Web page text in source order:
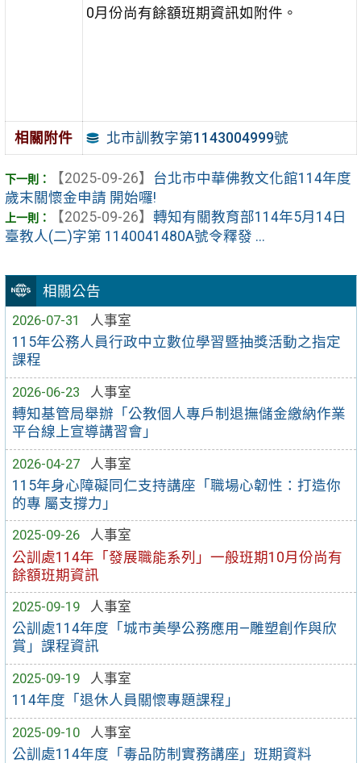
相關公告
2026-07-31
人事室
115年公務人員行政中立數位學習暨抽獎活動之指定
課程
2026-06-23
人事室
轉知基管局舉辦「公教個人專戶制退撫儲金繳納作業
平台線上宣導講習會」
2026-04-27
人事室
115年身心障礙同仁支持講座「職場心韌性：打造你
的專 屬支撐力」
2025-09-26
人事室
公訓處114年「發展職能系列」一般班期10月份尚有
餘額班期資訊
2025-09-19
人事室
公訓處114年度「城市美學公務應用—雕塑創作與欣
賞」課程資訊
2025-09-19
人事室
114年度「退休人員關懷專題課程」
2025-09-10
人事室
公訓處114年度「毒品防制實務講座」班期資料
0月份尚有餘額班期資訊如附件。
相關附件 北市訓教字第1143004999號
【2025-09-26】
台北市中華佛教文化館114年度
歲末關懷金申請 開始囉!
【2025-09-26】 轉知有關教育部114年5月14日
臺教人(二)字第 1140041480A號令釋發 ...